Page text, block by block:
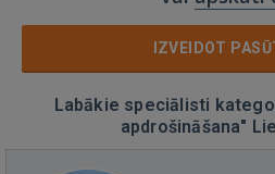
IZVEIDOT
Labākie speciālisti
apdrošināšana"